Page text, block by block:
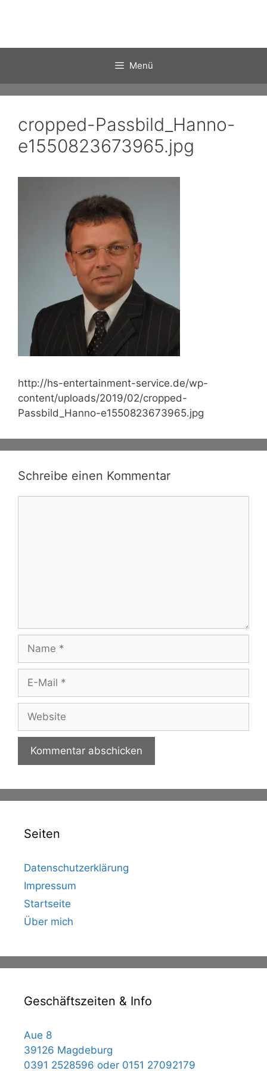
Menü
cropped-Passbild_Hanno-
e1550823673965.jpg
http://hs-entertainment-service.de/wp-
content/uploads/2019/02/cropped-
Passbild_Hanno-e1550823673965.jpg
Schreibe einen Kommentar
Mail
Seiten
Datenschutzerklärung
Impressum
Startseite
Über mich
Geschäftszeiten & Info
Aue 8
39126 Magdeburg
0391 2528596 oder 0151 27092179